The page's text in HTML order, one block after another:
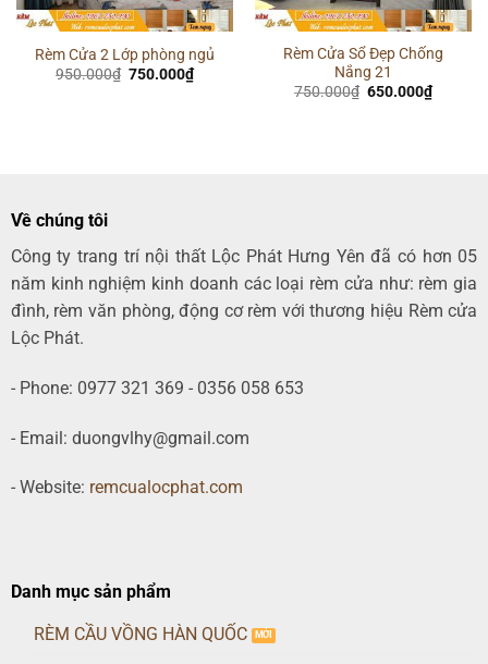
Rèm Cửa 2 Lớp phòng ngủ
950.000₫ Giá
750.000₫Giá
hiện
Rèm Cửa Sổ Đẹp Chống
Nắng 21
750.000₫ Giá
650.000₫Giá
hiện
Về chúng tôi
Công ty trang trí nội thất Lộc Phát Hưng Yên đã có hơn 05
năm kinh nghiệm kinh doanh các loại rèm cửa như: rèm gia
đình, rèm văn phòng, động cơ rèm với thương hiệu Rèm cửa
Lộc Phát.
- Phone: 0977 321 369 - 0356 058 653
- Email: duongvlhy@gmail.com
- Website: remcualocphat.com
Danh mục sản phẩm
RÈM CẦU VỒNG HÀN QUỐC